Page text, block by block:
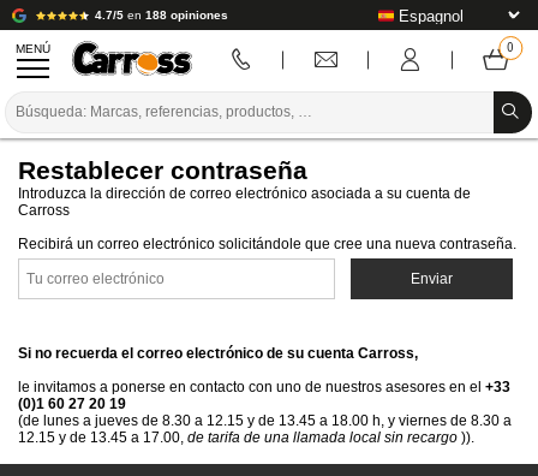
4.7/5 en 188 opiniones
MENÚ
PREPARACIÓN / PINTURA / ACABADO
HERRAMIENTAS DE CARROCERÍA
EQUIPAMIENTO PARA TALLERES DE CARROCERÍA
CÓDIGO DE COLORES
Restablecer contraseña
Introduzca la dirección de correo electrónico asociada a su cuenta de
Carross
Recibirá un correo electrónico solicitándole que cree una nueva contraseña.
Si no recuerda el correo electrónico de su cuenta Carross,
le invitamos a ponerse en contacto con uno de nuestros asesores en el +33
(0)1 60 27 20 19
(de lunes a jueves de 8.30 a 12.15 y de 13.45 a 18.00 h, y viernes de 8.30 a
12.15 y de 13.45 a 17.00, de tarifa de una llamada local sin recargo )).